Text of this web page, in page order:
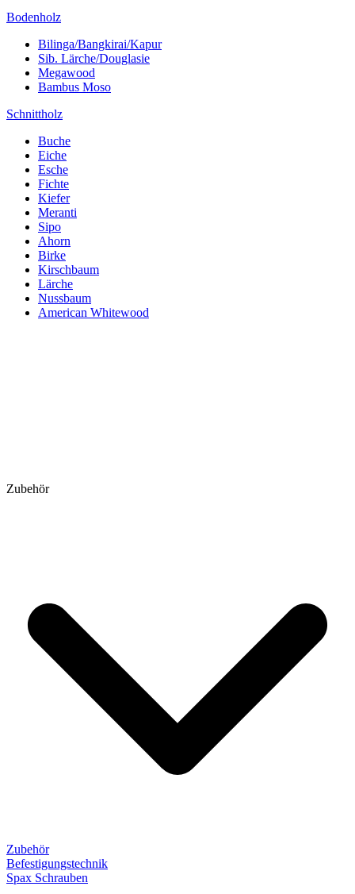
Bodenholz
Bilinga/Bangkirai/Kapur
Sib. Lärche/Douglasie
Megawood
Bambus Moso
Schnittholz
Buche
Eiche
Esche
Fichte
Kiefer
Meranti
Sipo
Ahorn
Birke
Kirschbaum
Lärche
Nussbaum
American Whitewood
Zubehör
Zubehör
Befestigungstechnik
Spax Schrauben